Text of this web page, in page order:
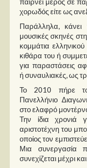
Blog
χορωδός είτε ως
Παράλληλα,
μουσικές σκηνές
κομμάτια
κιθάρα του ή
για παραστάσεις
ή συναυλιακές, ως
Το 2010 πήρε
Πανελλήνιο
στο ελαφρό
Την ίδια χρονιά
αριστοτέχνη του
οποίος τον
Μια συνεργασία
συνεχίζεται μέχρι